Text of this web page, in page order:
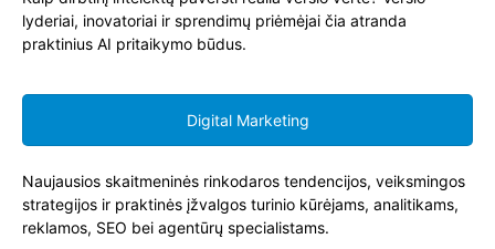
lyderiai, inovatoriai ir sprendimų priėmėjai čia atranda
praktinius AI pritaikymo būdus.
Digital Marketing
Naujausios skaitmeninės rinkodaros tendencijos, veiksmingos
strategijos ir praktinės įžvalgos turinio kūrėjams, analitikams,
reklamos, SEO bei agentūrų specialistams.